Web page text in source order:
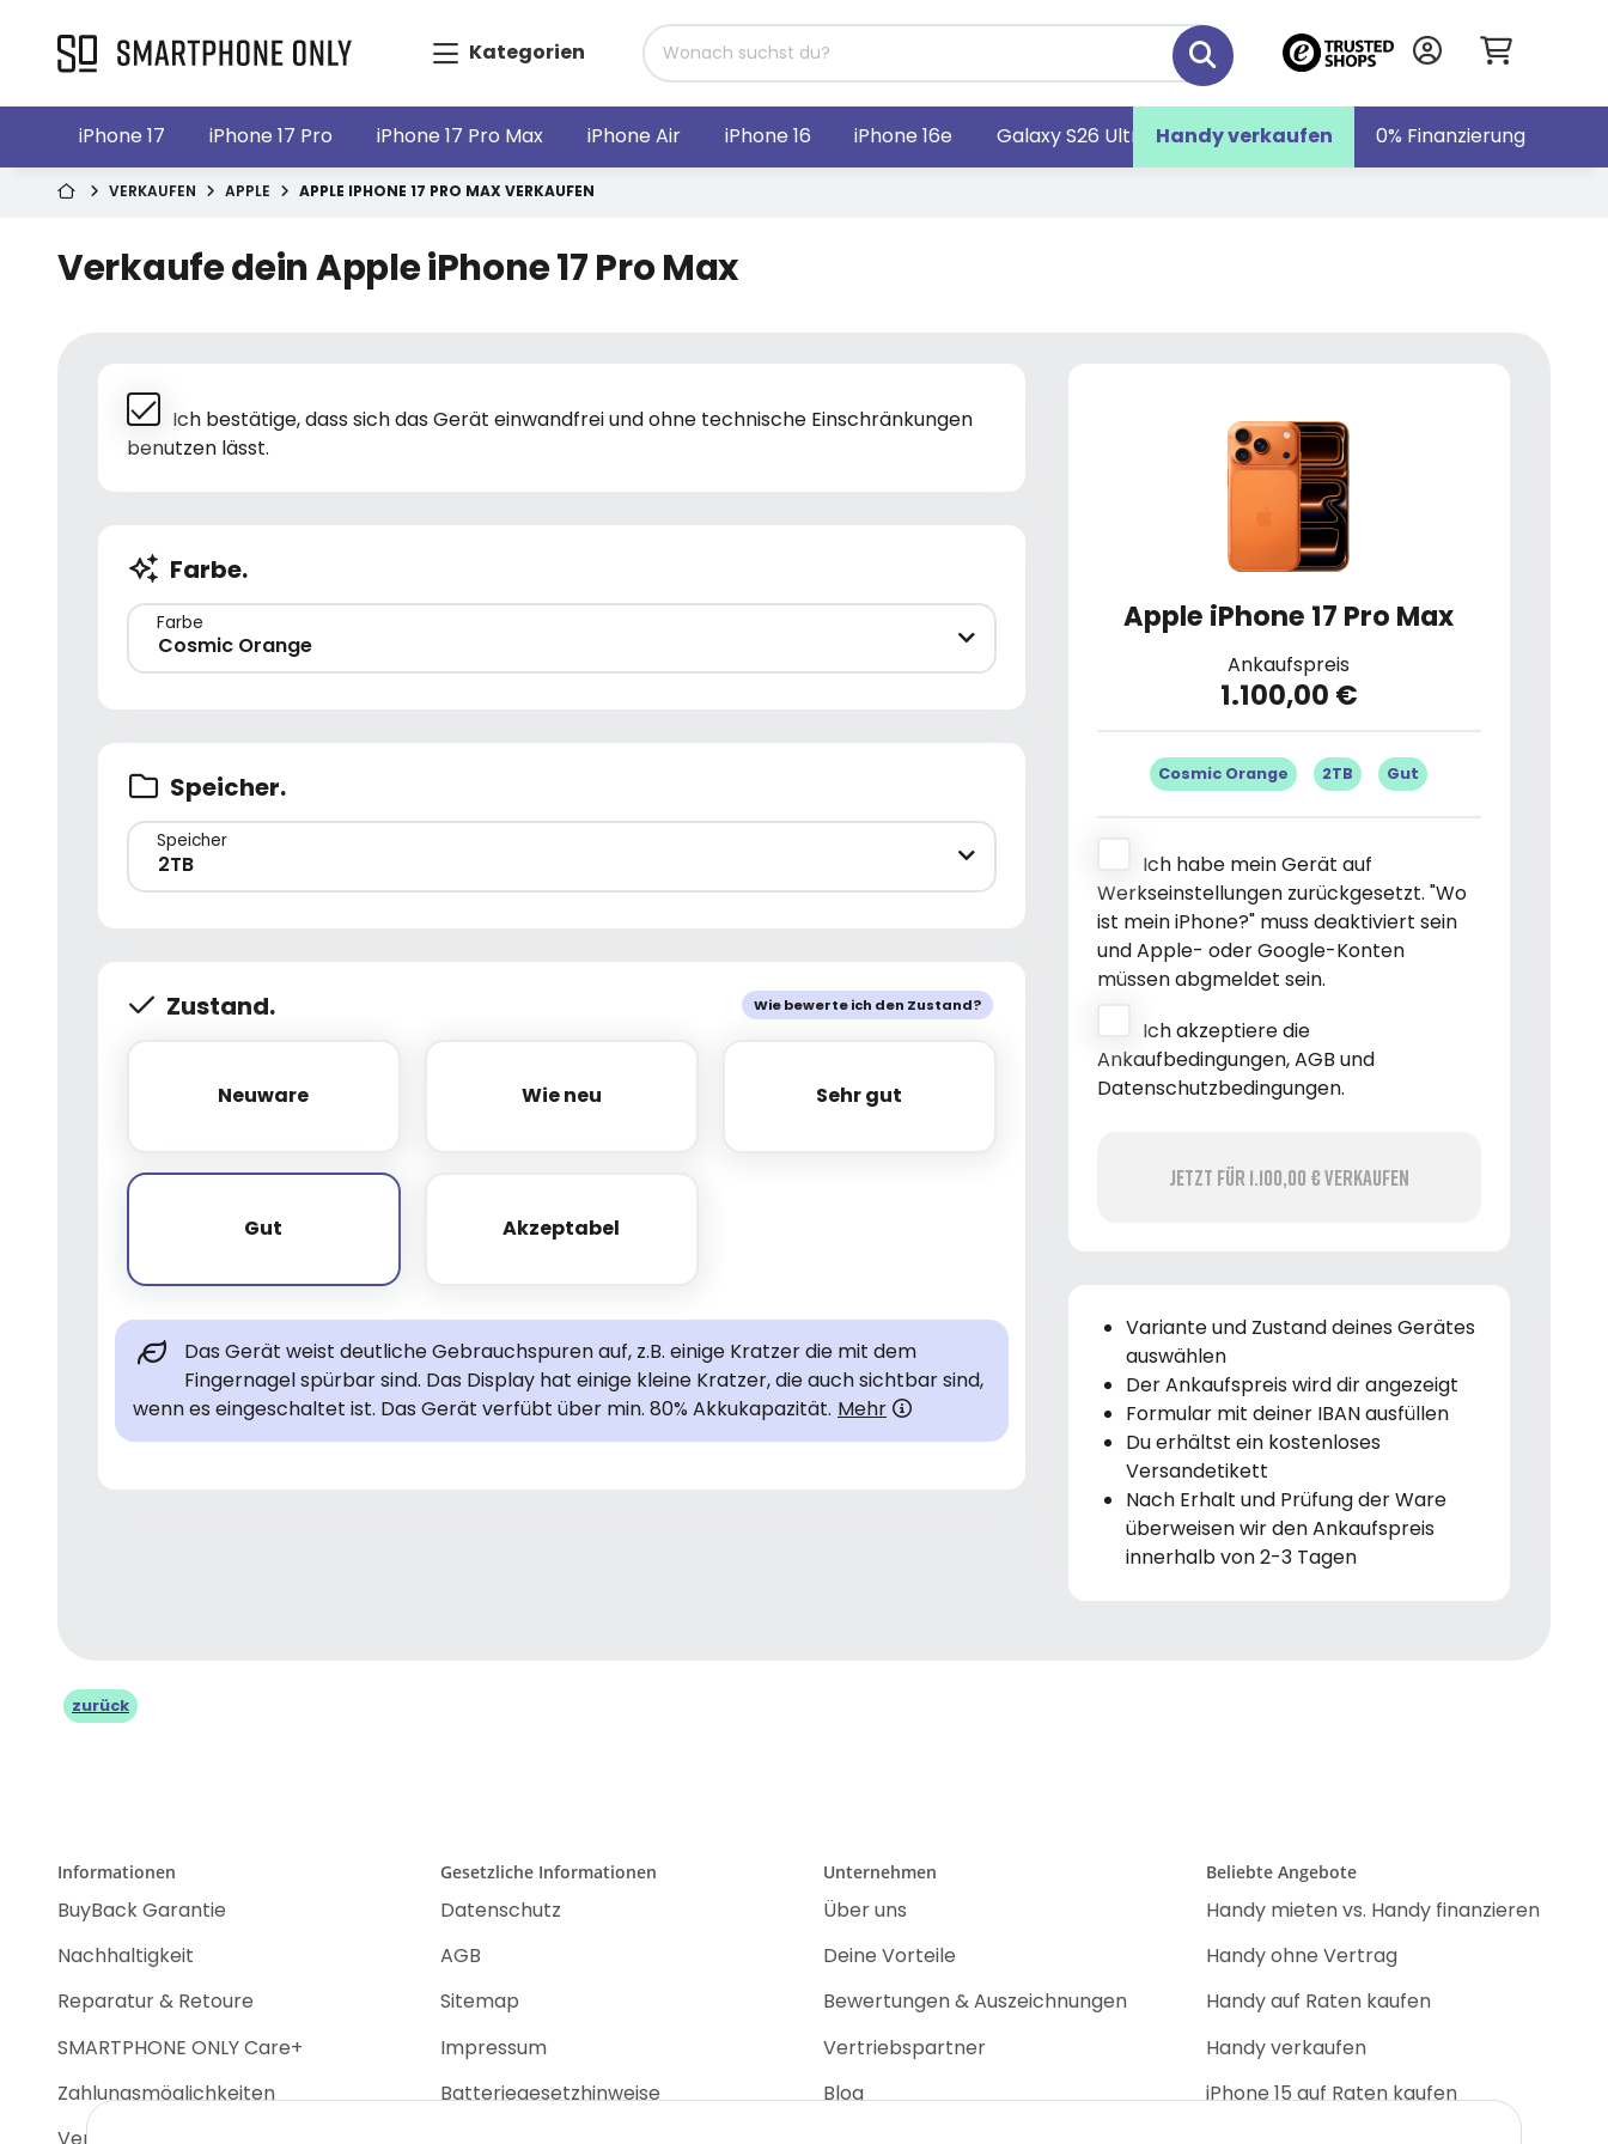
Kategorien
Handy verkaufen 0% Finanzierung
iPhone 17 iPhone 17 Pro iPhone 17 Pro Max iPhone Air iPhone 16 iPhone 16e Galaxy S26 Ultra Galaxy S26 Galaxy Z Fold7
VERKAUFEN APPLE APPLE IPHONE 17 PRO MAX VERKAUFEN
Verkaufe dein Apple iPhone 17 Pro Max
Ich bestätige, dass sich das Gerät einwandfrei und ohne technische Einschränkungen
benutzen lässt.
Farbe.
Farbe
Cosmic Orange
Speicher.
Speicher
2TB
Wie bewerte ich den Zustand?
Zustand.
Neuware
Neuware Wie neu
Wie neu Sehr gut
Sehr gut
Gut
Gut Akzeptabel
Akzeptabel
Das Gerät weist deutliche Gebrauchspuren auf, z.B. einige Kratzer die mit dem
Fingernagel spürbar sind. Das Display hat einige kleine Kratzer, die auch sichtbar sind,
wenn es eingeschaltet ist. Das Gerät verfübt über min. 80% Akkukapazität. Mehr
Apple iPhone 17 Pro Max
Ankaufspreis
1.100,00 €
Cosmic Orange 2TB Gut
Ich habe mein Gerät auf
Werkseinstellungen zurückgesetzt. "Wo
ist mein iPhone?" muss deaktiviert sein
und Apple- oder Google-Konten
müssen abgmeldet sein.
Ich akzeptiere die
Ankaufbedingungen, AGB und
Datenschutzbedingungen.
Jetzt für 1.100,00 € verkaufen
Variante und Zustand deines Gerätes
auswählen
Der Ankaufspreis wird dir angezeigt
Formular mit deiner IBAN ausfüllen
Du erhältst ein kostenloses
Versandetikett
Nach Erhalt und Prüfung der Ware
überweisen wir den Ankaufspreis
innerhalb von 2-3 Tagen
zurück
Informationen
BuyBack Garantie
Nachhaltigkeit
Reparatur & Retoure
SMARTPHONE ONLY Care+
Zahlungsmöglichkeiten
Gesetzliche Informationen
Datenschutz
AGB
Sitemap
Impressum
Batteriegesetzhinweise
Unternehmen
Über uns
Deine Vorteile
Bewertungen & Auszeichnungen
Vertriebspartner
Blog
Beliebte Angebote
Handy mieten vs. Handy finanzieren
Handy ohne Vertrag
Handy auf Raten kaufen
Handy verkaufen
iPhone 15 auf Raten kaufen